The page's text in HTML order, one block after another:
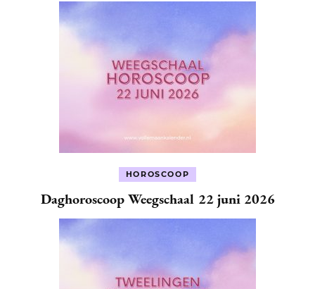
HOROSCOOP
Daghoroscoop Weegschaal 22 juni 2026